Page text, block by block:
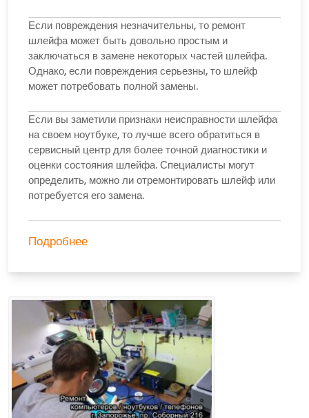
Если повреждения незначительны, то ремонт
шлейфа может быть довольно простым и
заключаться в замене некоторых частей шлейфа.
Однако, если повреждения серьезны, то шлейф
может потребовать полной замены.
Если вы заметили признаки неисправности шлейфа
на своем ноутбуке, то лучше всего обратиться в
сервисный центр для более точной диагностики и
оценки состояния шлейфа. Специалисты могут
определить, можно ли отремонтировать шлейф или
потребуется его замена.
Подробнее